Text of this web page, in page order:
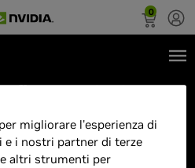
0
GEFORCE
Triple Fan DLSS
migliorare l'esperienza di
e i nostri partner di terze
altri strumenti per